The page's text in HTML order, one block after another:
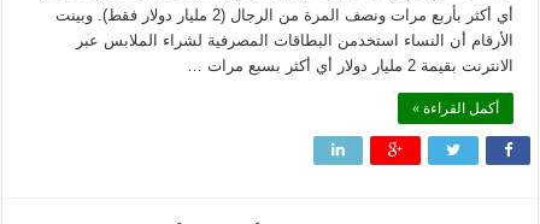
أي أكثر بأربع مرات ونصف المرة من الرجال (2 مليار دولار فقط). وبينت
الأرقام أن النساء استخدمن البطاقات المصرفية لشراء الملابس عبر
الانترنت بقيمة 2 مليار دولار أي أكثر بسبع مرات …
أكمل القراءة »